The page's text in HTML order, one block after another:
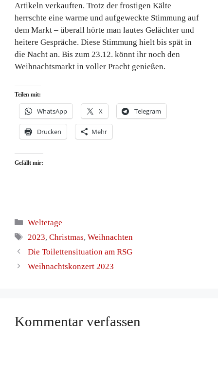
Artikeln verkauften. Trotz der frostigen Kälte
herrschte eine warme und aufgeweckte Stimmung auf
dem Markt – überall hörte man lautes Gelächter und
heitere Gespräche. Diese Stimmung hielt bis spät in
die Nacht an. Bis zum 23.12. könnt ihr noch den
Weihnachtsmarkt in voller Pracht genießen.
Teilen mit:
WhatsApp X Telegram
Drucken Mehr
Gefällt mir:
Kategorien
Weltetage
Schlagwörter
2023,Christmas,Weihnachten
Die Toilettensituation am RSG
Weihnachtskonzert 2023
Kommentar verfassen